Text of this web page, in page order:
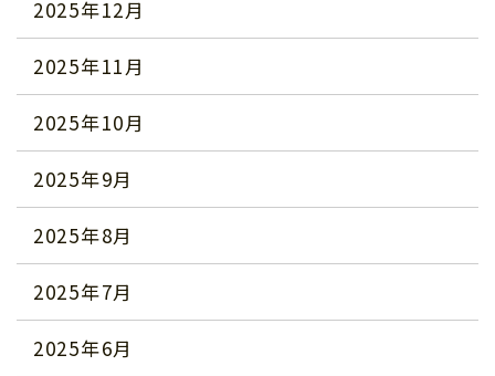
2025年12月
2025年11月
2025年10月
2025年9月
2025年8月
2025年7月
2025年6月